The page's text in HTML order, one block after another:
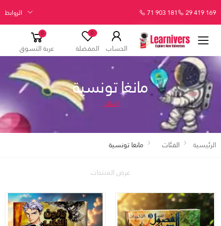
29 419 169
71 903 181 الروابط
الحساب
0
المفضلة
0
عربة التسوق
مانغا تونسية
الفئات
الرئيسية الفئات مانغا تونسية
عرض المنتجات